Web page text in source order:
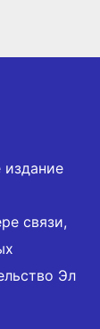
издание
связи,
Эл